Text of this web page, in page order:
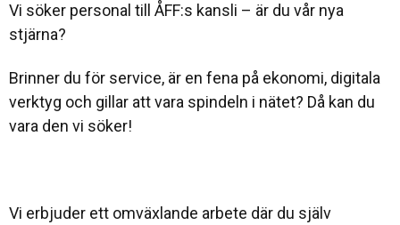
Vi söker personal till ÅFF:s kansli – är du vår nya
stjärna?
Brinner du för service, är en fena på ekonomi, digitala
verktyg och gillar att vara spindeln i nätet? Då kan du
vara den vi söker!
Vi erbjuder ett omväxlande arbete där du själv